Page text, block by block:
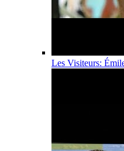
Les Visiteurs: